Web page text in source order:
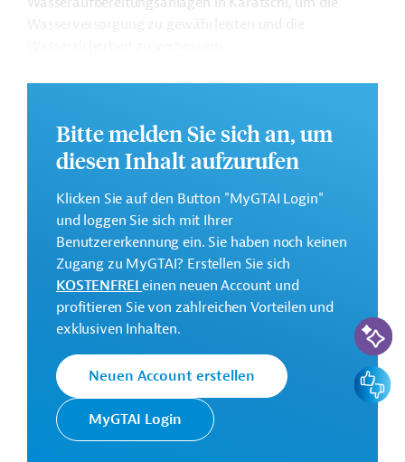
Weitere Informationen zu dem geplanten Projekt finden
GTAI informiert über dieEIB: Schwerpunkte, Regularien
und praktische Hinweise zur Geschäftsanbahnung.
165 Millionen Euro (voraussichtlich)
Geberbeitrag:
60 Millionen Euro (voraussichtlich; Darlehen)
Kontaktadressen
Die EIB vertritt die
wirtschaftlichen Interessen der
Bitte melden Sie sich an, um
diesen Inhalt aufzurufen
Klicken Sie auf den Button "MyGTAI Login"
und loggen Sie sich mit Ihrer
Benutzererkennung ein. Sie haben noch keinen
Zugang zu MyGTAI? Erstellen Sie sich
KOSTENFREIeinen neuen Account und
profitieren Sie von zahlreichen Vorteilen und
exklusiven Inhalten.
Neuen Account erstellen
MyGTAI Login
KI-